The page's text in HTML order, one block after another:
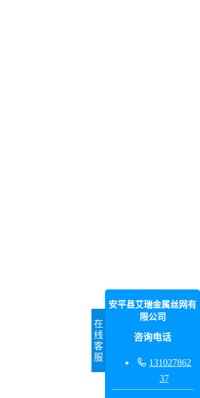
在
线
客
服
安平县艾瑞金属丝网有
限公司
咨询电话
 131027862
37